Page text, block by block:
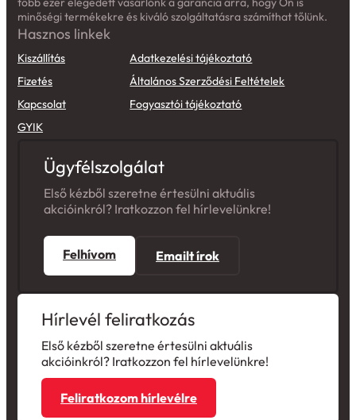
Hasznos linkek
Kiszállítás
Fizetés
Kapcsolat
GYIK
Általános Szerződési Feltételek
Fogyasztói tájékoztató
Első kézből szeretne értesülni aktuális
akcióinkról? Iratkozzon fel hírlevelünkre!
Felhívom
Hírlevél feliratkozás
Első kézből szeretne értesülni aktuális
akcióinkról? Iratkozzon fel hírlevelünkre!
Feliratkozom hírlevélre
©2021-2026. Minden jog fenntartva a Polstyl Kft. részére